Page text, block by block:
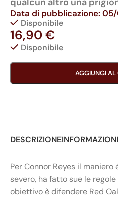
Data di pubblicazione:
Disponibile
16,90€
Disponibile
AGGIUNGI AL
DESCRIZIONE
Per Connor Reyes il maniero
severo, ha fatto sue le
obiettivo è difendere Red